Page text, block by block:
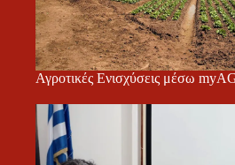
Αγροτικές Ενισχύσεις μέσω